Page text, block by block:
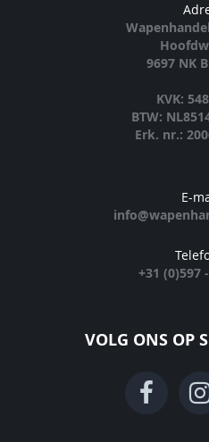
9697 NK
KVK:
BTW:
Erk. nr.:
E-
+31 (0)597
VOLG ONS OP